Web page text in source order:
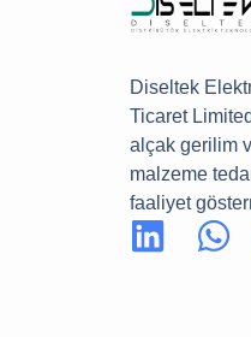
Diseltek
Ticaret
alçak gerilim
malzeme
faaliyet